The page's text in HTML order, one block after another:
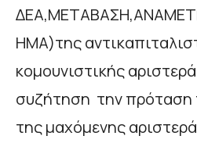
ΗΜΑ)της
κομουνιστικής
συζήτηση την πρόταση
της μαχόμενης